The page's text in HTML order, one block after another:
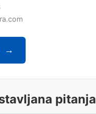
pitanja